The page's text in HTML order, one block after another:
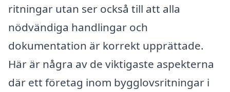
ritningar utan ser också till att alla
nödvändiga handlingar och
dokumentation är korrekt upprättade.
Här är några av de viktigaste aspekterna
där ett företag inom bygglovsritningar i